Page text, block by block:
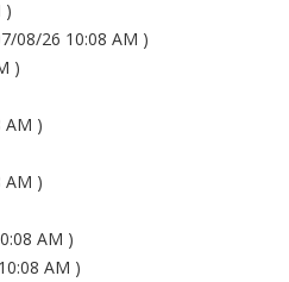
)
08/26 10:08 AM )
)
AM )
AM )
AM )
AM )